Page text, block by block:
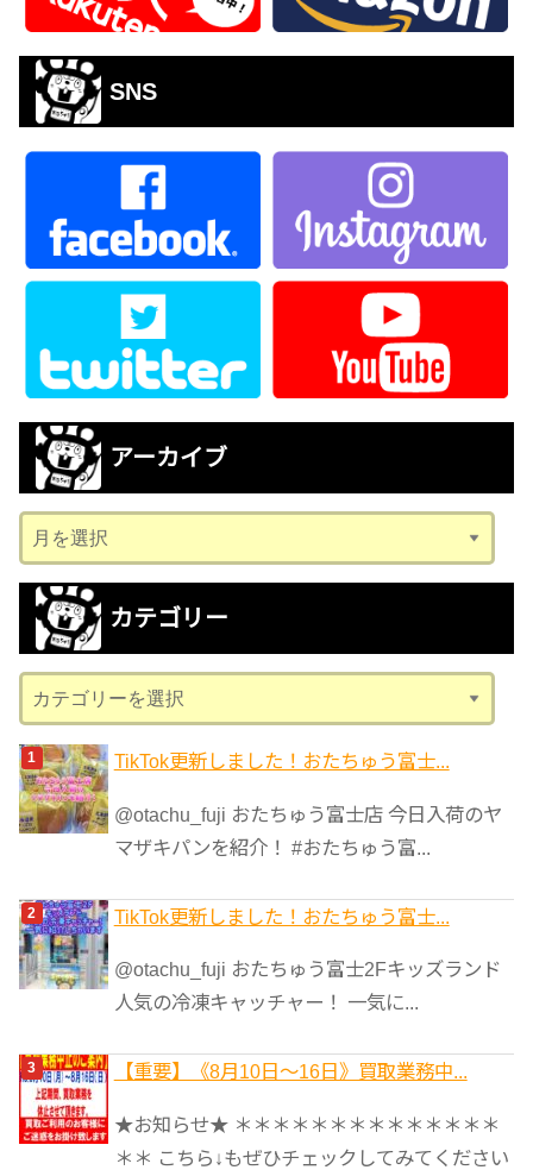
SNS
アーカイブ
ー
カ
ブ
カテゴリー
テ
ゴ
リ
ー
TikTok更新しました！おたちゅう富士...
@otachu_fuji おたちゅう富士店 今日入荷のヤ
マザキパンを紹介！ #おたちゅう富...
TikTok更新しました！おたちゅう富士...
@otachu_fuji おたちゅう富士2Fキッズランド
人気の冷凍キャッチャー！ 一気に...
【重要】《8月10日～16日》買取業務中...
★お知らせ★ ＊＊＊＊＊＊＊＊＊＊＊＊＊＊
＊＊ こちら↓もぜひチェックしてみてください